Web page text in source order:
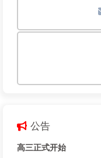
公告
高三正式开始